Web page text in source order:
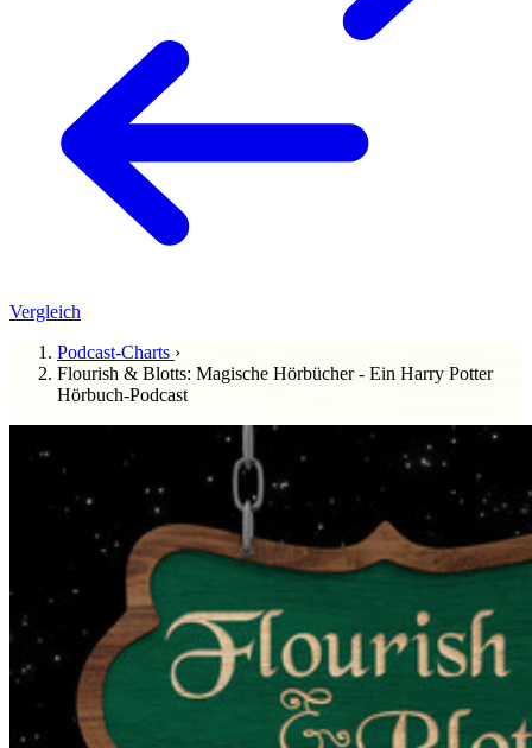
Vergleich
Podcast-Charts ›
Flourish & Blotts: Magische Hörbücher - Ein Harry Potter
Hörbuch-Podcast